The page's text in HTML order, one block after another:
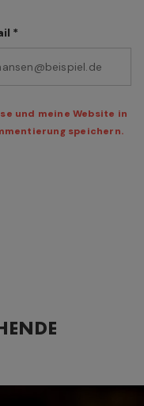
*
und meine Website in
speichern.